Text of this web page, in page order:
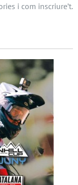
i com inscriure’t.